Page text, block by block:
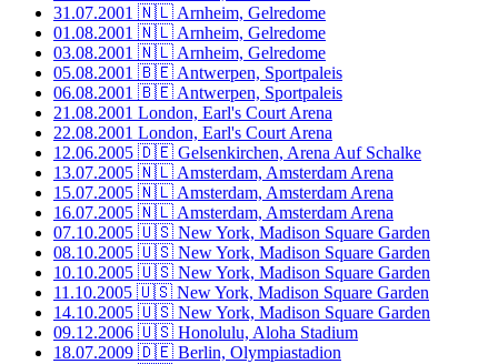
31.07.2001 🇳🇱 Arnheim, Gelredome
01.08.2001 🇳🇱 Arnheim, Gelredome
03.08.2001 🇳🇱 Arnheim, Gelredome
05.08.2001 🇧🇪 Antwerpen, Sportpaleis
06.08.2001 🇧🇪 Antwerpen, Sportpaleis
21.08.2001 London, Earl's Court Arena
22.08.2001 London, Earl's Court Arena
12.06.2005 🇩🇪 Gelsenkirchen, Arena Auf Schalke
13.07.2005 🇳🇱 Amsterdam, Amsterdam Arena
15.07.2005 🇳🇱 Amsterdam, Amsterdam Arena
16.07.2005 🇳🇱 Amsterdam, Amsterdam Arena
07.10.2005 🇺🇸 New York, Madison Square Garden
08.10.2005 🇺🇸 New York, Madison Square Garden
10.10.2005 🇺🇸 New York, Madison Square Garden
11.10.2005 🇺🇸 New York, Madison Square Garden
14.10.2005 🇺🇸 New York, Madison Square Garden
09.12.2006 🇺🇸 Honolulu, Aloha Stadium
18.07.2009 🇩🇪 Berlin, Olympiastadion